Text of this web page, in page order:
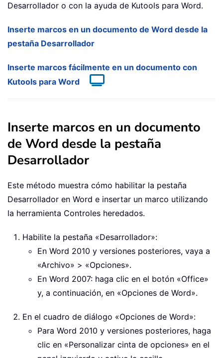
Desarrollador o con la ayuda de Kutools para Word.
Inserte marcos en un documento de Word desde la
pestaña Desarrollador
Inserte marcos fácilmente en un documento con
Kutools para Word
Inserte marcos en un documento
de Word desde la pestaña
Desarrollador
Este método muestra cómo habilitar la pestaña
Desarrollador en Word e insertar un marco utilizando
la herramienta Controles heredados.
Habilite la pestaña «Desarrollador»:
En Word 2010 y versiones posteriores, vaya a
«Archivo» > «Opciones».
En Word 2007: haga clic en el botón «Office»
y, a continuación, en «Opciones de Word».
En el cuadro de diálogo «Opciones de Word»:
Para Word 2010 y versiones posteriores, haga
clic en «Personalizar cinta de opciones» en el